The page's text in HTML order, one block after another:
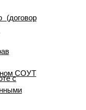
(договор
СОУТ
с